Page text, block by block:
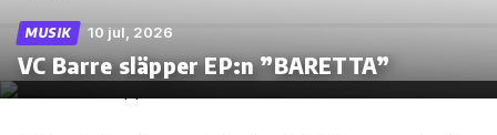
MUSIK 10 jul, 2026
VC Barre släpper EP:n ”BARETTA”